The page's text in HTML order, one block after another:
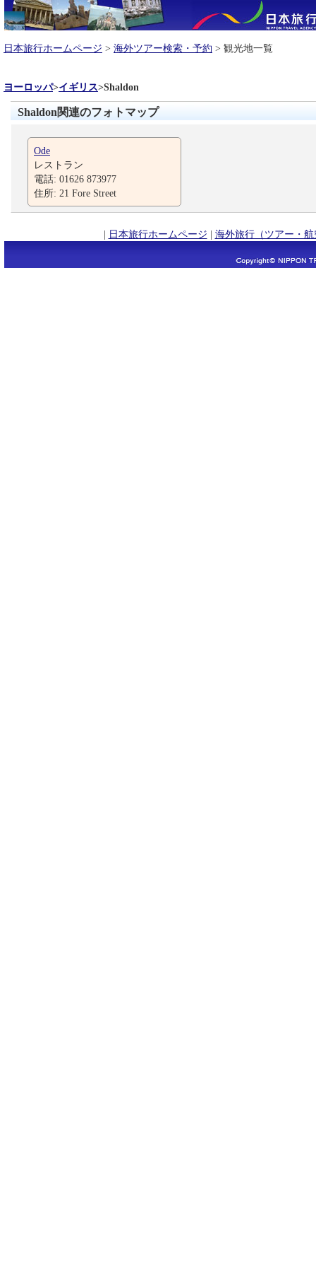
日本旅行ホームページ > 海外ツアー検索・予約 > 観光地一覧
ヨーロッパ>イギリス>Shaldon
Shaldon関連のフォトマップ
Ode
レストラン
電話: 01626 873977
住所: 21 Fore Street
| 日本旅行ホームページ | 海外旅行（ツアー・航